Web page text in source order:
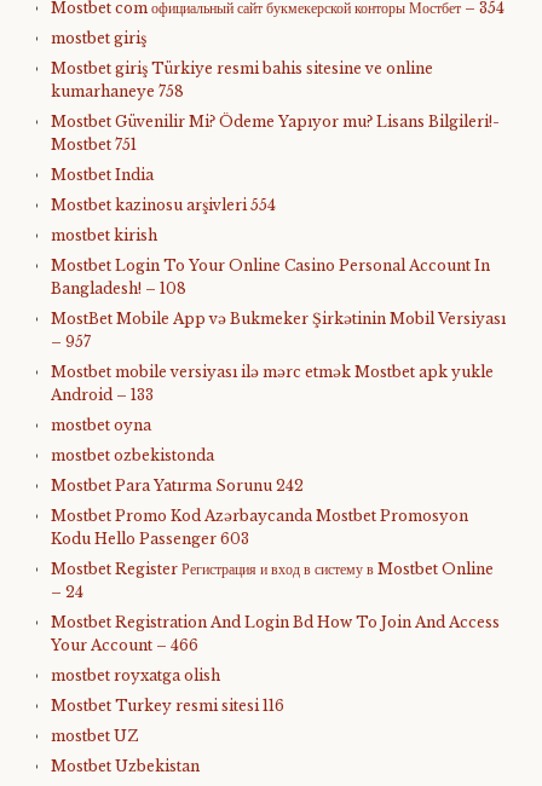
Mostbet com официальный сайт букмекерской конторы Мостбет – 354
mostbet giriş
Mostbet giriş Türkiye resmi bahis sitesine ve online
kumarhaneye 758
Mostbet Güvenilir Mi? Ödeme Yapıyor mu? Lisans Bilgileri!-
Mostbet 751
Mostbet India
Mostbet kazinosu arşivleri 554
mostbet kirish
Mostbet Login To Your Online Casino Personal Account In
Bangladesh! – 108
MostBet Mobile App və Bukmeker Şirkətinin Mobil Versiyası
– 957
Mostbet mobile versiyası ilə mərc etmək Mostbet apk yukle
Android – 133
mostbet oyna
mostbet ozbekistonda
Mostbet Para Yatırma Sorunu 242
Mostbet Promo Kod Azərbaycanda Mostbet Promosyon
Kodu Hello Passenger 603
Mostbet Register Регистрация и вход в систему в Mostbet Online
– 24
Mostbet Registration And Login Bd How To Join And Access
Your Account – 466
mostbet royxatga olish
Mostbet Turkey resmi sitesi 116
mostbet UZ
Mostbet Uzbekistan